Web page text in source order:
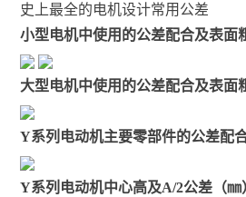
史上最全的电机设计常用公差
小型电机中使用的公差配合及表面
大型电机中使用的公差配合及表面
Y系列电动机主要零部件的公差配
Y系列电动机中心高及A/2公差（㎜